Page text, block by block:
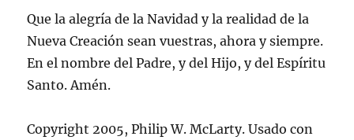
Que la alegría de la Navidad y la realidad de la
Nueva Creación sean vuestras, ahora y siempre.
En el nombre del Padre, y del Hijo, y del Espíritu
Santo. Amén.
Copyright 2005, Philip W. McLarty. Usado con